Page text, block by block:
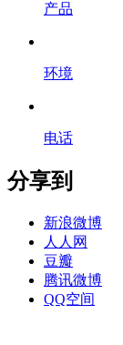
产品
环境
电话
分享到
新浪微博
人人网
豆瓣
腾讯微博
QQ空间